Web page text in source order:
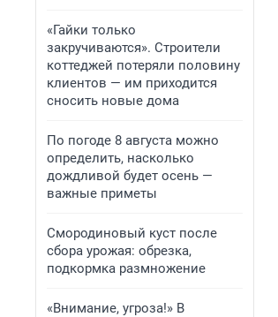
«Гайки только
закручиваются». Строители
коттеджей потеряли половину
клиентов — им приходится
сносить новые дома
По погоде 8 августа можно
определить, насколько
дождливой будет осень —
важные приметы
Смородиновый куст после
сбора урожая: обрезка,
подкормка размножение
«Внимание, угроза!» В